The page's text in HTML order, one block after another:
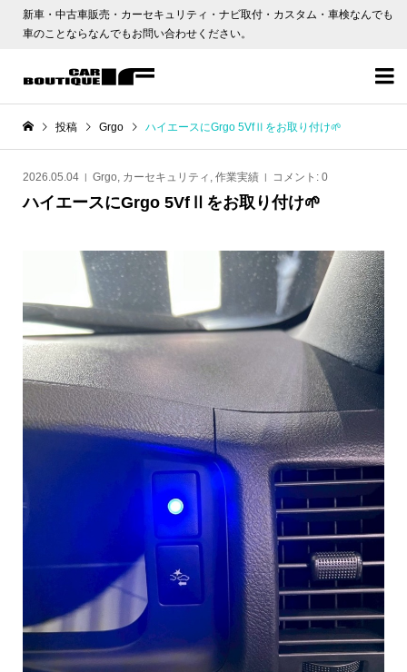
新車・中古車販売・カーセキュリティ・ナビ取付・カスタム・車検なんでも
車のことならなんでもお問い合わせください。

投稿 Grgo ハイエースにGrgo 5VfⅡをお取り付け🌱
2026.05.04 Grgo, カーセキュリティ , 作業実績 コメント: 0
ハイエースにGrgo 5VfⅡをお取り付け🌱